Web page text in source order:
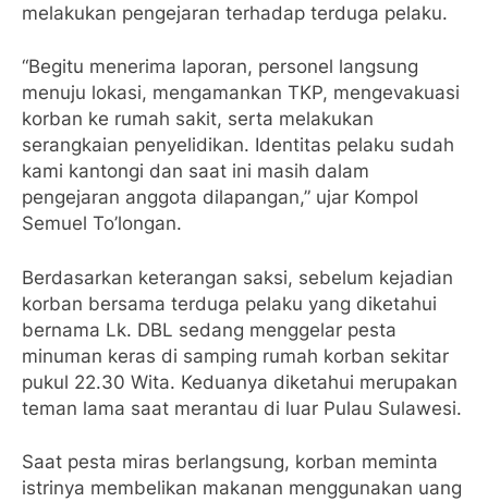
melakukan pengejaran terhadap terduga pelaku.
“Begitu menerima laporan, personel langsung
menuju lokasi, mengamankan TKP, mengevakuasi
korban ke rumah sakit, serta melakukan
serangkaian penyelidikan. Identitas pelaku sudah
kami kantongi dan saat ini masih dalam
pengejaran anggota dilapangan,” ujar Kompol
Semuel To’longan.
Berdasarkan keterangan saksi, sebelum kejadian
korban bersama terduga pelaku yang diketahui
bernama Lk. DBL sedang menggelar pesta
minuman keras di samping rumah korban sekitar
pukul 22.30 Wita. Keduanya diketahui merupakan
teman lama saat merantau di luar Pulau Sulawesi.
Saat pesta miras berlangsung, korban meminta
istrinya membelikan makanan menggunakan uang